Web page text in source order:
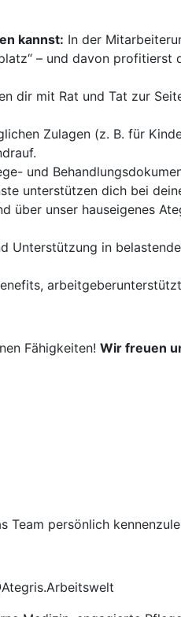
kannst: In der
– und davon profitierst
dir mit Rat und Tat zur
Zulagen (z. B. für
und
unterstützen dich bei
über unser hauseigenes
Unterstützung in
Fähigkeiten! Wir freuen
Team persönlich